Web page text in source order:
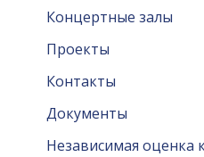
Концертные залы
Проекты
Контакты
Документы
Независимая оценка